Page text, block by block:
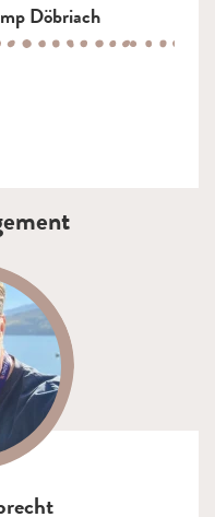
Döbriach